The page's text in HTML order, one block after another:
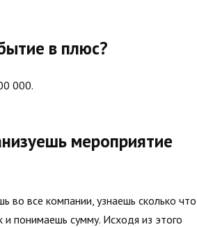
в плюс?
000.
мероприятие
во все компании, узнаешь сколько что
и понимаешь сумму. Исходя из этого